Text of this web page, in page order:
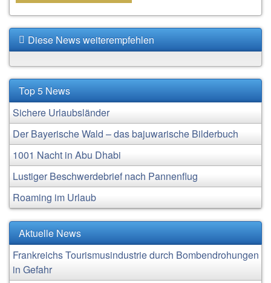
Diese News weiterempfehlen
Top 5 News
Sichere Urlaubsländer
Der Bayerische Wald – das bajuwarische Bilderbuch
1001 Nacht in Abu Dhabi
Lustiger Beschwerdebrief nach Pannenflug
Roaming im Urlaub
Aktuelle News
Frankreichs Tourismusindustrie durch Bombendrohungen
in Gefahr